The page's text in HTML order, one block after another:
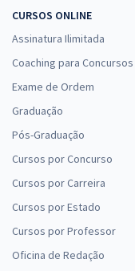
CURSOS ONLINE
Assinatura Ilimitada
Coaching para Concursos
Exame de Ordem
Graduação
Pós-Graduação
Cursos por Concurso
Cursos por Carreira
Cursos por Estado
Cursos por Professor
Oficina de Redação